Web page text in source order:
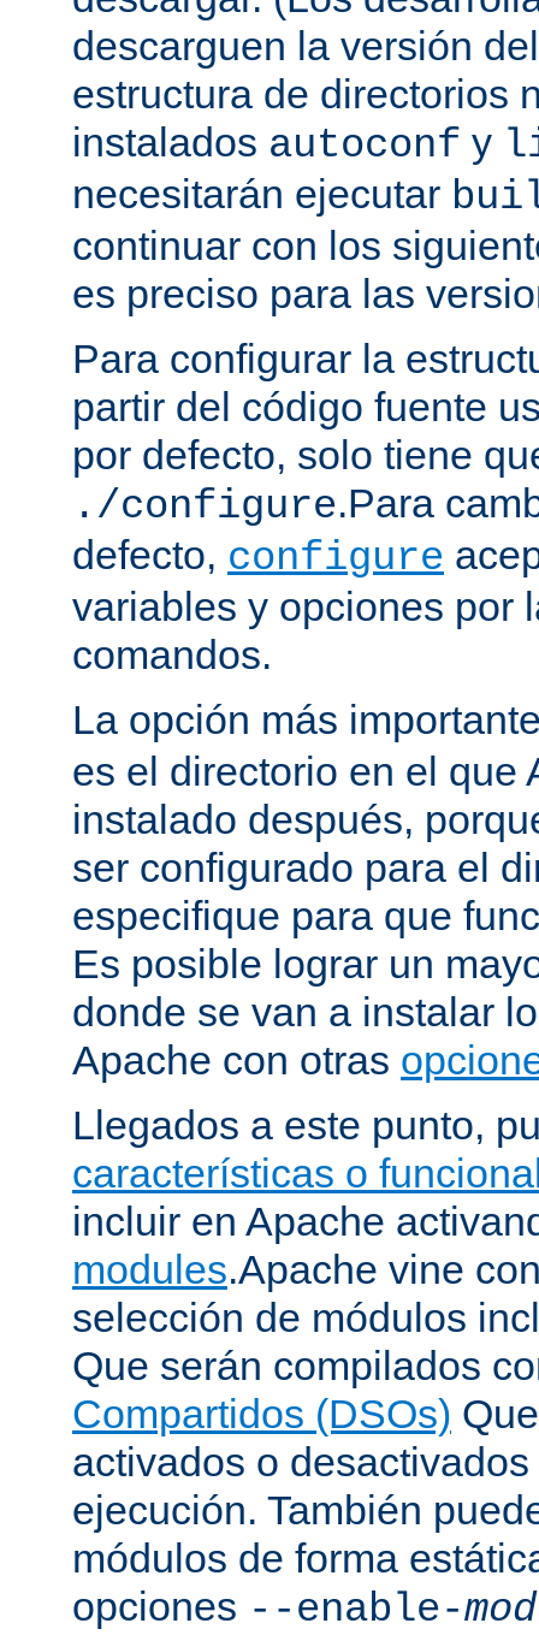
descarguen la versión
estructura de directorios
instalados autoconf y
necesitarán ejecutar
continuar con los
es preciso para las
Para configurar la
partir del código fuente
por defecto, solo tiene
./configure.Para
defecto, configure
variables y opciones por
comandos.
La opción más
es el directorio en el que
instalado después,
ser configurado para el
especifique para que
Es posible lograr un
donde se van a instalar
Apache con otras
Llegados a este punto,
características o
incluir en Apache
modules.Apache vine
selección de módulos
Que serán compilados
Compartidos (DSOs)
activados o
ejecución. También
módulos de forma
opciones --enable-